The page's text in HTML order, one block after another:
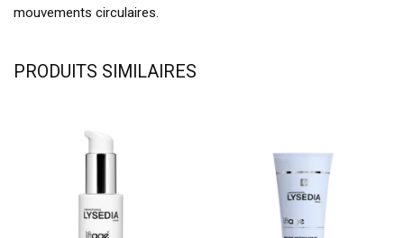
mouvements circulaires.
PRODUITS SIMILAIRES